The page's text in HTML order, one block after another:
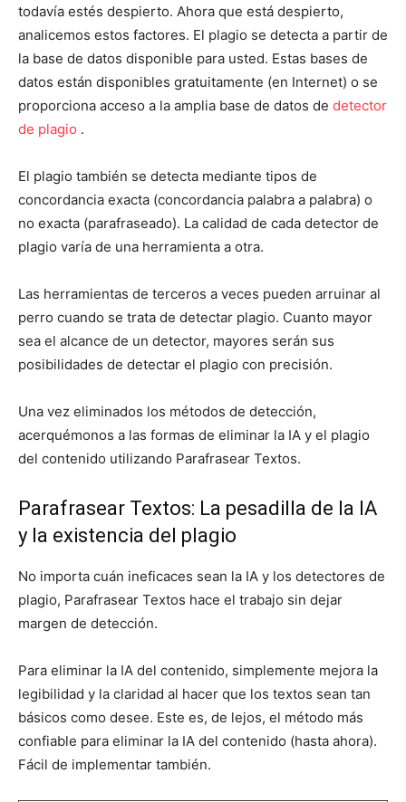
todavía estés despierto. Ahora que está despierto,
analicemos estos factores. El plagio se detecta a partir de
la base de datos disponible para usted. Estas bases de
datos están disponibles gratuitamente (en Internet) o se
proporciona acceso a la amplia base de datos de detector
de plagio .
El plagio también se detecta mediante tipos de
concordancia exacta (concordancia palabra a palabra) o
no exacta (parafraseado). La calidad de cada detector de
plagio varía de una herramienta a otra.
Las herramientas de terceros a veces pueden arruinar al
perro cuando se trata de detectar plagio. Cuanto mayor
sea el alcance de un detector, mayores serán sus
posibilidades de detectar el plagio con precisión.
Una vez eliminados los métodos de detección,
acerquémonos a las formas de eliminar la IA y el plagio
del contenido utilizando Parafrasear Textos.
Parafrasear Textos: La pesadilla de la IA
y la existencia del plagio
No importa cuán ineficaces sean la IA y los detectores de
plagio, Parafrasear Textos hace el trabajo sin dejar
margen de detección.
Para eliminar la IA del contenido, simplemente mejora la
legibilidad y la claridad al hacer que los textos sean tan
básicos como desee. Este es, de lejos, el método más
confiable para eliminar la IA del contenido (hasta ahora).
Fácil de implementar también.